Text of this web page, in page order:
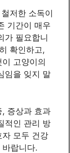
저한 소독이
기간이 매우
가 필요합니
확인하고,
고양이의
임을 잊지 말
, 증상과 효과
적인 관리 방
자 모두 건강
랍니다.